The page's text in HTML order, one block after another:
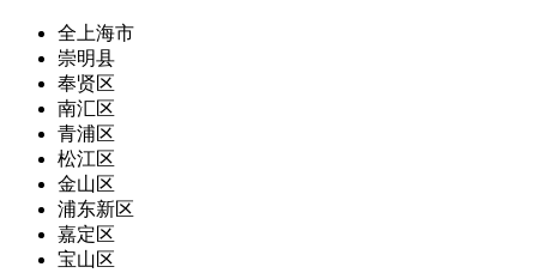
全上海市
崇明县
奉贤区
南汇区
青浦区
松江区
金山区
浦东新区
嘉定区
宝山区